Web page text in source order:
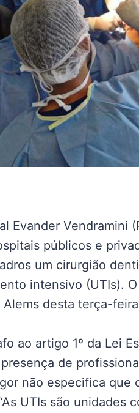
Evander Vendramini
públicos e
um cirurgião
intensivo (UTIs).
desta terça-
ao artigo 1º da Lei
de
não especifica que
UTIs são unidades